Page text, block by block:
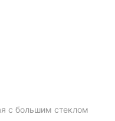
с большим стеклом